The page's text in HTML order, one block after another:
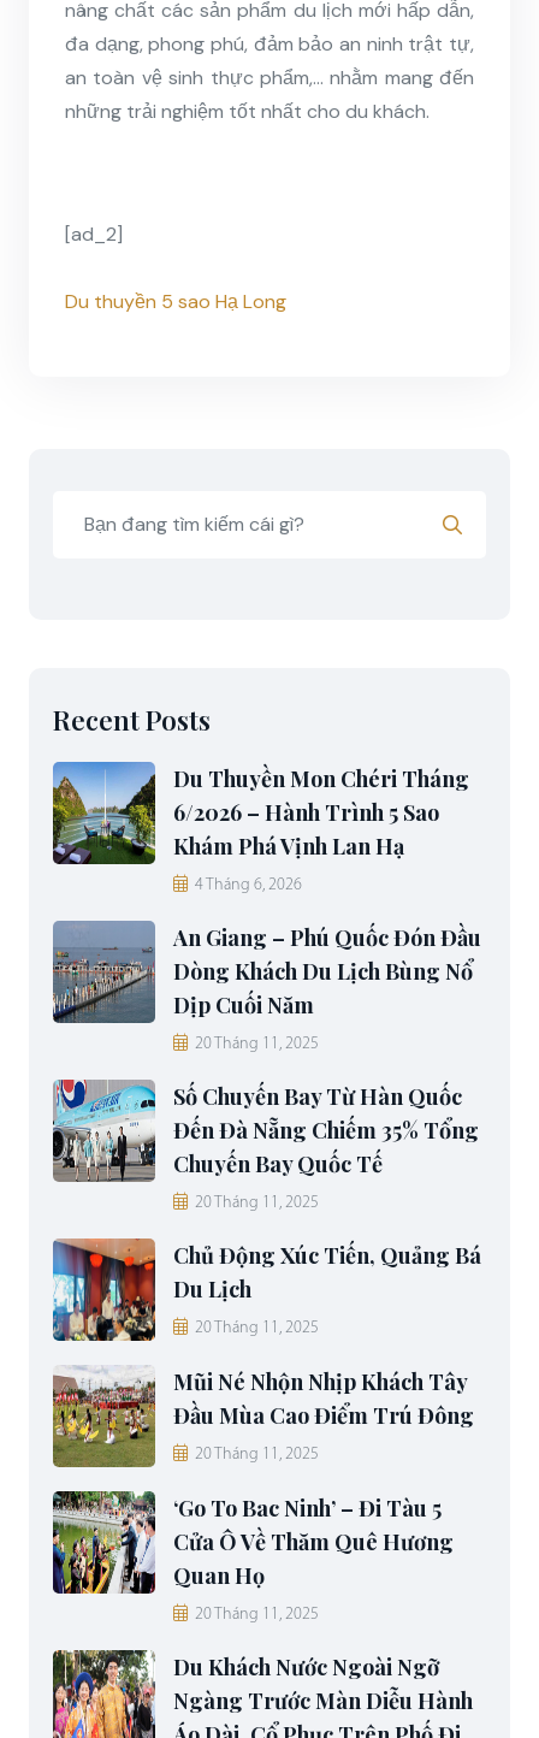
nâng chất các sản phẩm du lịch mới hấp dẫn,
đa dạng, phong phú, đảm bảo an ninh trật tự,
an toàn vệ sinh thực phẩm,… nhằm mang đến
những trải nghiệm tốt nhất cho du khách.
[ad_2]
Du thuyền 5 sao Hạ Long
Recent Posts
Du Thuyền Mon Chéri Tháng
6/2026 – Hành Trình 5 Sao
Khám Phá Vịnh Lan Hạ
4 Tháng 6, 2026
An Giang – Phú Quốc Đón Đầu
Dòng Khách Du Lịch Bùng Nổ
Dịp Cuối Năm
20 Tháng 11, 2025
Số Chuyến Bay Từ Hàn Quốc
Đến Đà Nẵng Chiếm 35% Tổng
Chuyến Bay Quốc Tế
20 Tháng 11, 2025
Chủ Động Xúc Tiến, Quảng Bá
Du Lịch
20 Tháng 11, 2025
Mũi Né Nhộn Nhịp Khách Tây
Đầu Mùa Cao Điểm Trú Đông
20 Tháng 11, 2025
‘Go To Bac Ninh’ – Đi Tàu 5
Cửa Ô Về Thăm Quê Hương
Quan Họ
20 Tháng 11, 2025
Du Khách Nước Ngoài Ngỡ
Ngàng Trước Màn Diễu Hành